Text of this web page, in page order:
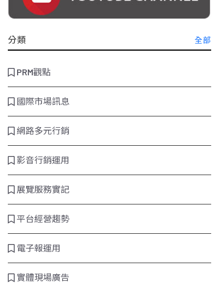
分類 全部
PRM觀點
國際市場訊息
網路多元行銷
影音行銷運用
展覽服務實記
平台經營趨勢
電子報運用
實體現場廣告